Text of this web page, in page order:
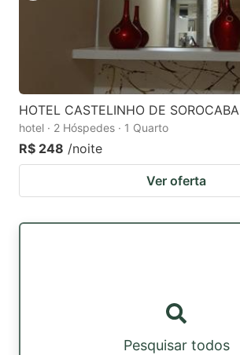
HOTEL CASTELINHO DE SOROCABA
hotel · 2 Hóspedes · 1 Quarto
R$ 248 /noite
Ver oferta
Pesquisar todos